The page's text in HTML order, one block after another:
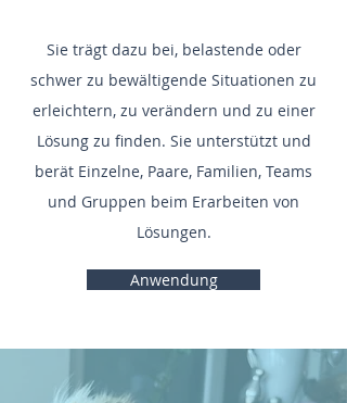
Sie trägt dazu bei, belastende oder
schwer zu bewältigende Situationen zu
erleichtern, zu verändern und zu einer
Lösung zu finden. Sie unterstützt und
berät Einzelne, Paare, Familien, Teams
und Gruppen beim Erarbeiten von
Lösungen.
Anwendung